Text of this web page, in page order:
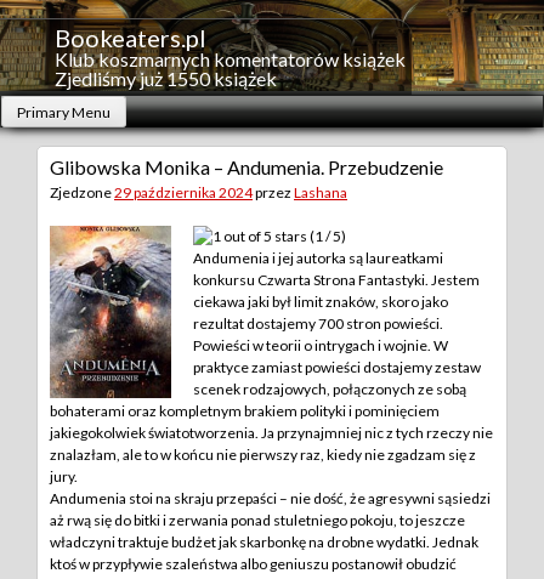
Skip
to
content
Bookeaters.pl
Klub koszmarnych komentatorów książek
Zjedliśmy już 1550 książek
Primary Menu
Glibowska Monika – Andumenia. Przebudzenie
Zjedzone29 października 2024przez Lashana
(1 / 5)
Andumenia i jej autorka są laureatkami
konkursu Czwarta Strona Fantastyki. Jestem
ciekawa jaki był limit znaków, skoro jako
rezultat dostajemy 700 stron powieści.
Powieści w teorii o intrygach i wojnie. W
praktyce zamiast powieści dostajemy zestaw
scenek rodzajowych, połączonych ze sobą
bohaterami oraz kompletnym brakiem polityki i pominięciem
jakiegokolwiek światotworzenia. Ja przynajmniej nic z tych rzeczy nie
znalazłam, ale to w końcu nie pierwszy raz, kiedy nie zgadzam się z
jury.
Andumenia stoi na skraju przepaści – nie dość, że agresywni sąsiedzi
aż rwą się do bitki i zerwania ponad stuletniego pokoju, to jeszcze
władczyni traktuje budżet jak skarbonkę na drobne wydatki. Jednak
ktoś w przypływie szaleństwa albo geniuszu postanowił obudzić